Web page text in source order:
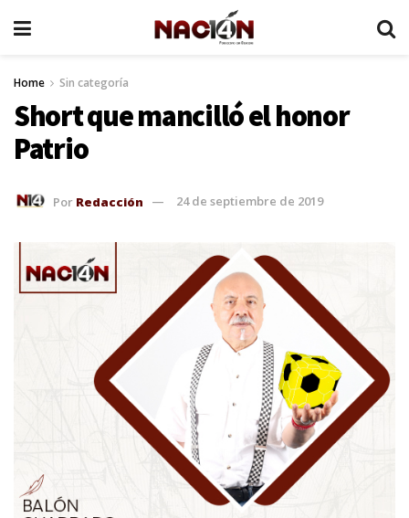
Home Sin categoría
Short que mancilló el honor
Patrio
Por Redacción 24 de septiembre de 2019